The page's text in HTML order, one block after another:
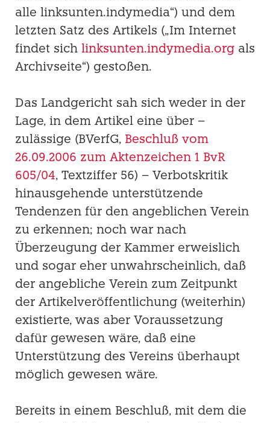
alle linksunten.indymedia“) und dem
letzten Satz des Artikels („Im Internet
findet sich linksunten.indymedia.org als
Archivseite“) gestoßen.
Das Landgericht sah sich weder in der
Lage, in dem Artikel eine über –
zulässige (BVerfG, Beschluß vom
26.09.2006 zum Aktenzeichen 1 BvR
605/04, Textziffer 56) – Verbotskritik
hinausgehende unterstützende
Tendenzen für den angeblichen Verein
zu erkennen; noch war nach
Überzeugung der Kammer erweislich
und sogar eher unwahrscheinlich, daß
der angebliche Verein zum Zeitpunkt
der Artikelveröffentlichung (weiterhin)
existierte, was aber Voraussetzung
dafür gewesen wäre, daß eine
Unterstützung des Vereins überhaupt
möglich gewesen wäre.
Bereits in einem Beschluß, mit dem die